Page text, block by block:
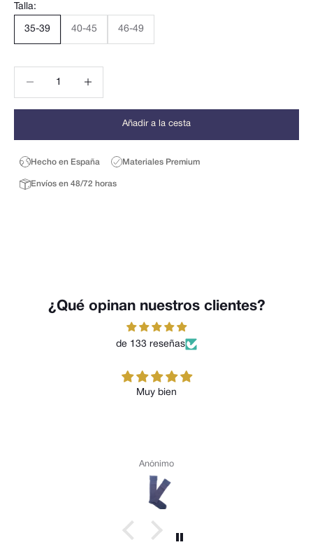
Talla:
35-39 40-45 46-49
Añadir a la cesta
Hecho en España Materiales Premium
Envíos en 48/72 horas
¿Qué opinan nuestros clientes?
de 133 reseñas
Muy bien
Anónimo